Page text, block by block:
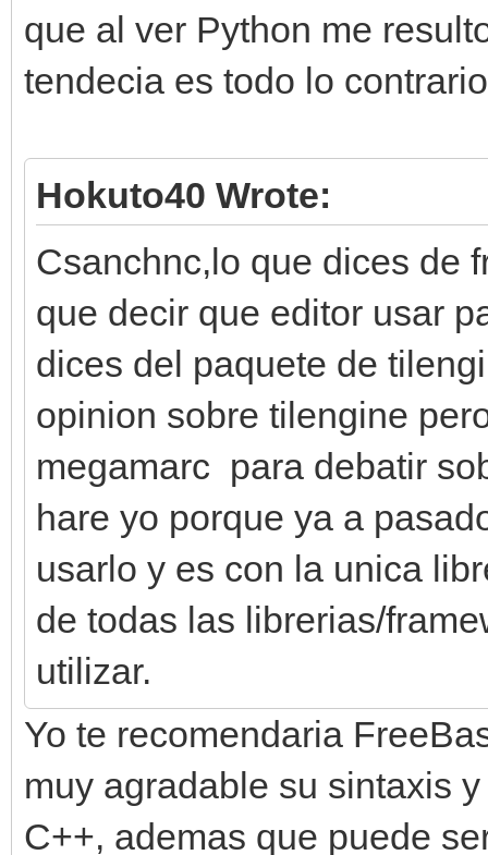
que al ver Python me
tendecia es todo lo
Hokuto40 Wrote:
Csanchnc,lo que dices de
que decir que editor usar
dices del paquete de
opinion sobre tilengine
megamarc para debatir
hare yo porque ya a
usarlo y es con la unica
de todas las librerias/
utilizar.
Yo te recomendaria
muy agradable su sintaxis
C++, ademas que puede